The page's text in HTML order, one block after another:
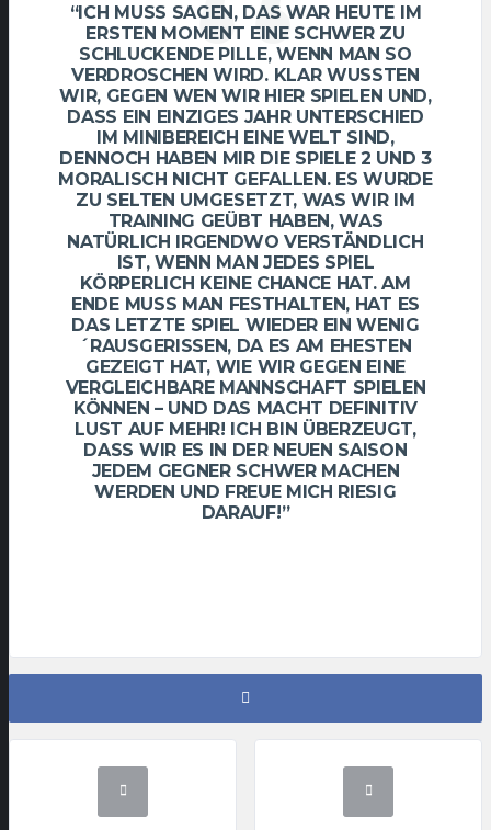
“ICH MUSS SAGEN, DAS WAR HEUTE IM
ERSTEN MOMENT EINE SCHWER ZU
SCHLUCKENDE PILLE, WENN MAN SO
VERDROSCHEN WIRD. KLAR WUSSTEN
WIR, GEGEN WEN WIR HIER SPIELEN UND,
DASS EIN EINZIGES JAHR UNTERSCHIED
IM MINIBEREICH EINE WELT SIND,
DENNOCH HABEN MIR DIE SPIELE 2 UND 3
MORALISCH NICHT GEFALLEN. ES WURDE
ZU SELTEN UMGESETZT, WAS WIR IM
TRAINING GEÜBT HABEN, WAS
NATÜRLICH IRGENDWO VERSTÄNDLICH
IST, WENN MAN JEDES SPIEL
KÖRPERLICH KEINE CHANCE HAT. AM
ENDE MUSS MAN FESTHALTEN, HAT ES
DAS LETZTE SPIEL WIEDER EIN WENIG
´RAUSGERISSEN, DA ES AM EHESTEN
GEZEIGT HAT, WIE WIR GEGEN EINE
VERGLEICHBARE MANNSCHAFT SPIELEN
KÖNNEN – UND DAS MACHT DEFINITIV
LUST AUF MEHR! ICH BIN ÜBERZEUGT,
DASS WIR ES IN DER NEUEN SAISON
JEDEM GEGNER SCHWER MACHEN
WERDEN UND FREUE MICH RIESIG
DARAUF!”